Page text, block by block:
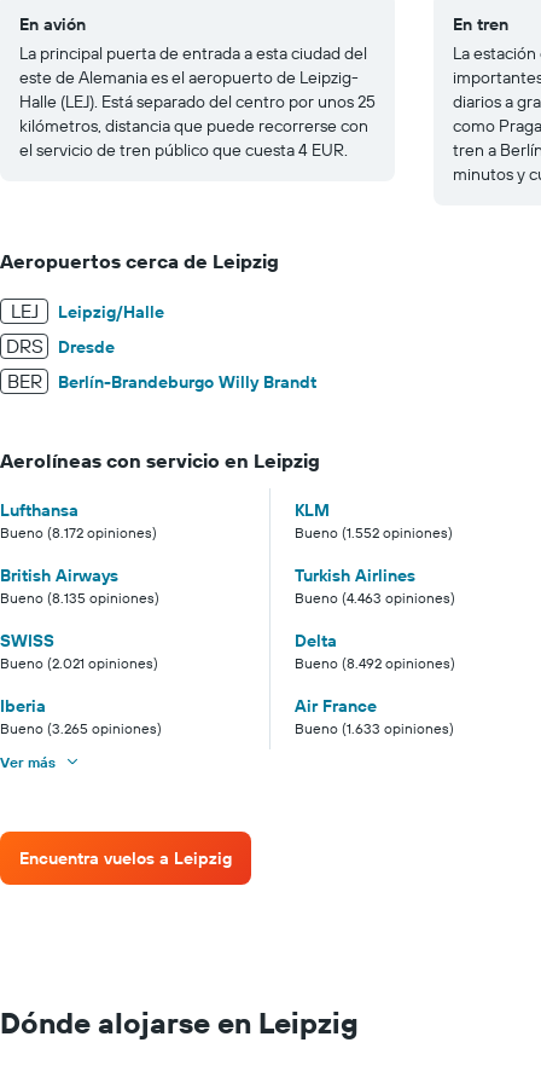
En avión
La principal puerta de entrada a esta ciudad del
este de Alemania es el aeropuerto de Leipzig-
Halle (LEJ). Está separado del centro por unos 25
kilómetros, distancia que puede recorrerse con
el servicio de tren público que cuesta 4 EUR.
En tren
La
diarios a
como
tren a
minutos y
Aeropuertos cerca de Leipzig
LEJ Leipzig/Halle
DRS Dresde
BER Berlín-Brandeburgo Willy Brandt
Aerolíneas con servicio en Leipzig
Lufthansa
Bueno (8.172 opiniones)
KLM
Bueno (1.552 opiniones)
British Airways
Bueno (8.135 opiniones)
Turkish Airlines
Bueno (4.463 opiniones)
SWISS
Bueno (2.021 opiniones)
Delta
Bueno (8.492 opiniones)
Iberia
Bueno (3.265 opiniones)
Air France
Bueno (1.633 opiniones)
Ver más
Encuentra vuelos a Leipzig
Dónde alojarse en Leipzig